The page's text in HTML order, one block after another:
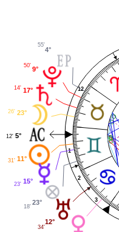
1
2
3
12
4°
55'
9°
50'
17°
14'
23°
26'
5°
12'
11°
31'
15°
23'
23°
18'
12°
34'